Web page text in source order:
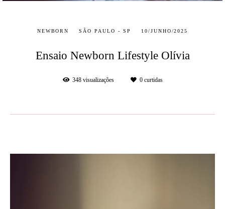
NEWBORN SÃO PAULO - SP 10/JUNHO/2025
Ensaio Newborn Lifestyle Olívia
348visualizações 0curtidas